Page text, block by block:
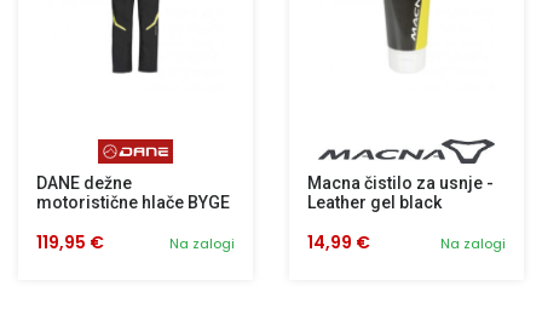
DANE dežne
motoristične hlače BYGE
Na zalogi
119,95 €
Macna čistilo za usnje -
Leather gel black
Na zalogi
14,99 €